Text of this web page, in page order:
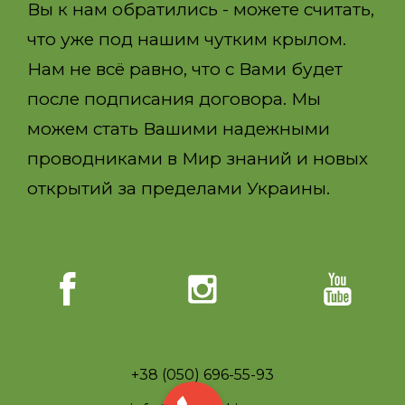
Вы к нам обратились - можете считать,
что уже под нашим чутким крылом.
Нам не всё равно, что с Вами будет
после подписания договора. Мы
можем стать Вашими надежными
проводниками в Мир знаний и новых
открытий за пределами Украины.
+38 (050) 696-55-93